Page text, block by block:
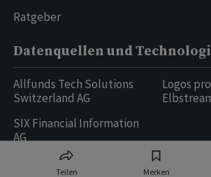
Teilen Merken
Ratgeber
Datenquellen und
Allfunds Tech Solutions
Switzerland AG
SIX Financial Information
AG
Logos